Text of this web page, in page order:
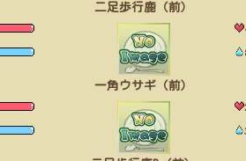
二足歩行鹿（前）
一角ウサギ（前）